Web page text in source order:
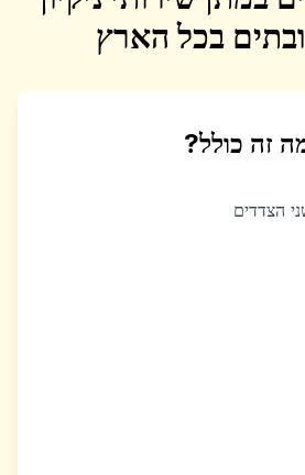
בכל הארץ
זה כולל?
הצדדים